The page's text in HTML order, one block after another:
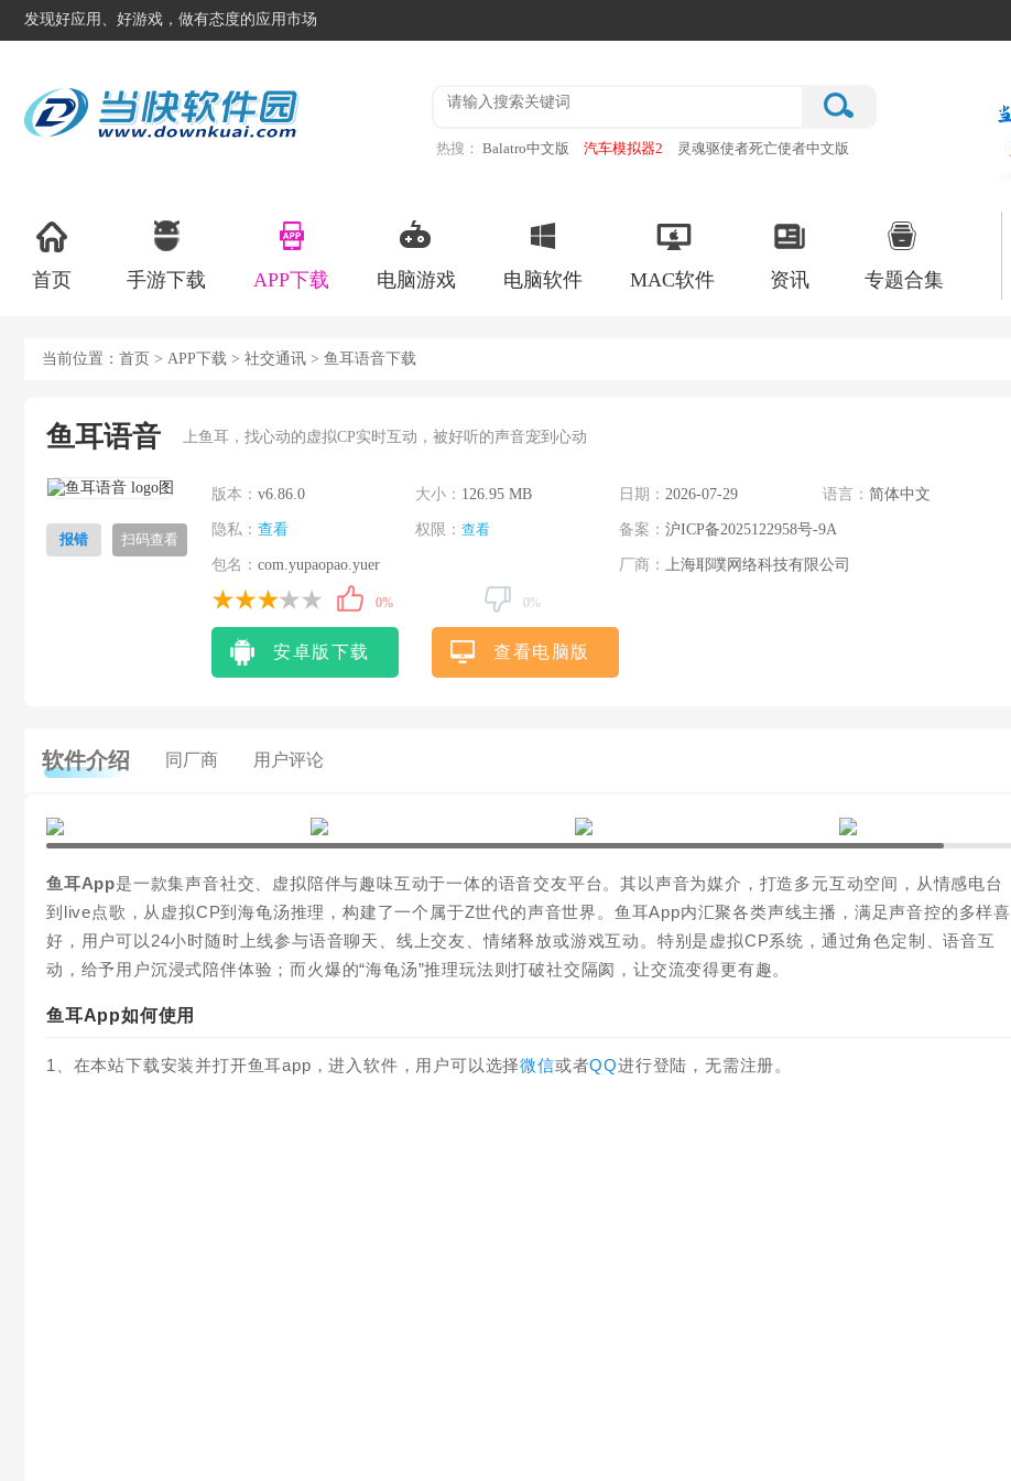
发现好应用、好游戏，做有态度的应用市场
热搜： Balatro中文版 汽车模拟器2
灵魂驱使者死亡使者中文版
首页 手游下载 APP下载 电脑游戏 电脑软件 MAC软件 资讯 专题合集
当前位置： 首页 > APP下载 > 社交通讯 > 鱼耳语音下载
鱼耳语音 上鱼耳，找心动的虚拟CP实时互动，被好听的声音宠到心动
报错 扫码查看
版本： v6.86.0 大小： 126.95 MB 日期： 2026-07-29 语言： 简体中文
隐私： 查看 权限： 查看 备案： 沪ICP备2025122958号-9A
包名： com.yupaopao.yuer 厂商： 上海耶噗网络科技有限公司
0% 0%
安卓版下载 查看电脑版
软件介绍 同厂商 用户评论
鱼耳App是一款集声音社交、虚拟陪伴与趣味互动于一体的语音交友平台。其以声音为媒介，打造多元互动空间，从情感电台
到live点歌，从虚拟CP到海龟汤推理，构建了一个属于Z世代的声音世界。鱼耳App内汇聚各类声线主播，满足声音控的多样喜
好，用户可以24小时随时上线参与语音聊天、线上交友、情绪释放或游戏互动。特别是虚拟CP系统，通过角色定制、语音互
动，给予用户沉浸式陪伴体验；而火爆的“海龟汤”推理玩法则打破社交隔阂，让交流变得更有趣。
鱼耳App如何使用
1、在本站下载安装并打开鱼耳app，进入软件，用户可以选择微信或者QQ进行登陆，无需注册。